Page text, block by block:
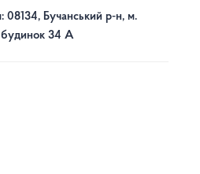
08134, Бучанський р-н, м.
будинок 34 А